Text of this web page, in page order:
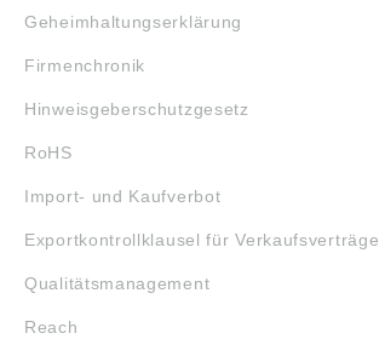
Geheimhaltungserklärung
Firmenchronik
Hinweisgeberschutzgesetz
RoHS
Import- und Kaufverbot
Exportkontrollklausel für Verkaufsverträge
Qualitätsmanagement
Reach